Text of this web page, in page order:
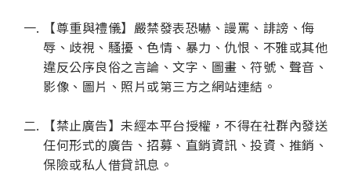
【尊重與禮儀】嚴禁發表恐嚇、謾罵、誹謗、侮
辱、歧視、騷擾、色情、暴力、仇恨、不雅或其他
違反公序良俗之言論、文字、圖畫、符號、聲音、
影像、圖片、照片或第三方之網站連結。
【禁止廣告】未經本平台授權，不得在社群內發送
任何形式的廣告、招募、直銷資訊、投資、推銷、
保險或私人借貸訊息。